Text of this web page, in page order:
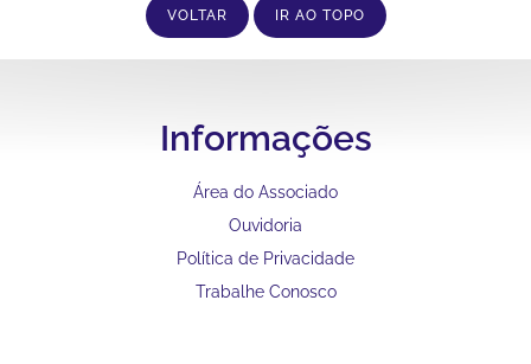
VOLTAR IR AO TOPO
Informações
Área do Associado
Ouvidoria
Política de Privacidade
Trabalhe Conosco